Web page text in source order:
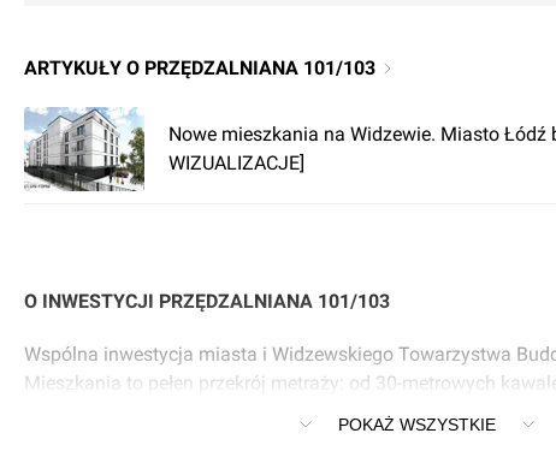
ARTYKUŁY O PRZĘDZALNIANA 101/103
Nowe mieszkania na Widzewie. Miasto Łódź
WIZUALIZACJE]
O INWESTYCJI PRZĘDZALNIANA 101/103
Wspólna inwestycja miasta i Widzewskiego Towarzystwa
Mieszkania to pełen przekrój metraży: od 30-metrowych
POKAŻ WSZYSTKIE